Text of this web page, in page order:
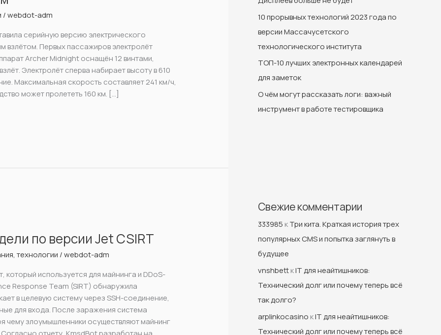
/webdot-adm
серийную версию электрического
взлётом. Первых пассажиров электролёт
Archer Midnight оснащён 12 винтами,
Электролёт сперва набирает высоту в 610
Максимальная скорость составляет 241 км/ч,
может пролететь 160 км. […]
по версии Jet CSIRT
,технологии /webdot-adm
используется для майнинга и DDoS-
Response Team (SIRT) обнаружила
в целевую систему через SSH-соединение,
для входа. После заражения система
чему злоумышленники осуществляют майнинг
10 прорывных технологий 2023 года по
версии Массачусетского
технологического института
ТОП-10 лучших электронных календарей
для заметок
О чём могут рассказать логи: важный
инструмент в работе тестировщика
Свежие комментарии
333985 кТри кита. Краткая история трех
популярных CMS и попытка заглянуть в
будущее
vnshbettкIT для неайтишников:
Технический долг или почему теперь всё
так долго?
arplinkocasino кIT для неайтишников:
Технический долг или почему теперь всё